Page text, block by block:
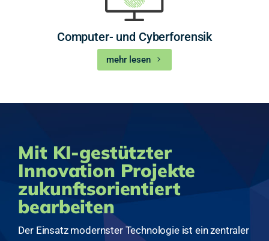
Computer- und Cyberforensik
mehr lesen
Mit KI-gestützter
Innovation Projekte
zukunftsorientiert
bearbeiten
Der Einsatz modernster Technologie ist ein zentraler